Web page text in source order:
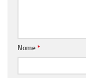
Nome*